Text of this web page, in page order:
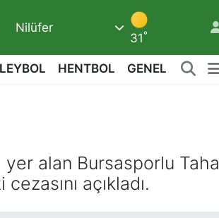
Nilüfer
31°
HENTBOL GENEL
alan Bursasporlu Taha
açıkladı.